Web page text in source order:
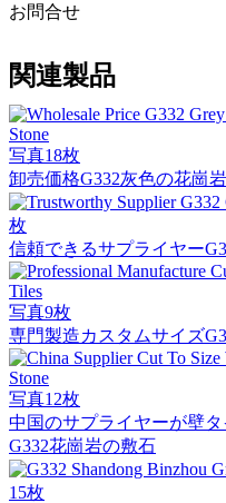
お問合せ
関連製品
写真18枚
卸売価格G332灰色の花崗
枚
信頼できるサプライヤー
写真9枚
専門製造カスタムサイズ
写真12枚
中国のサプライヤーが壁
G332花崗岩の敷石
15枚